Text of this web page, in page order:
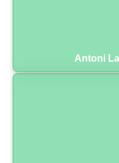
Antoni